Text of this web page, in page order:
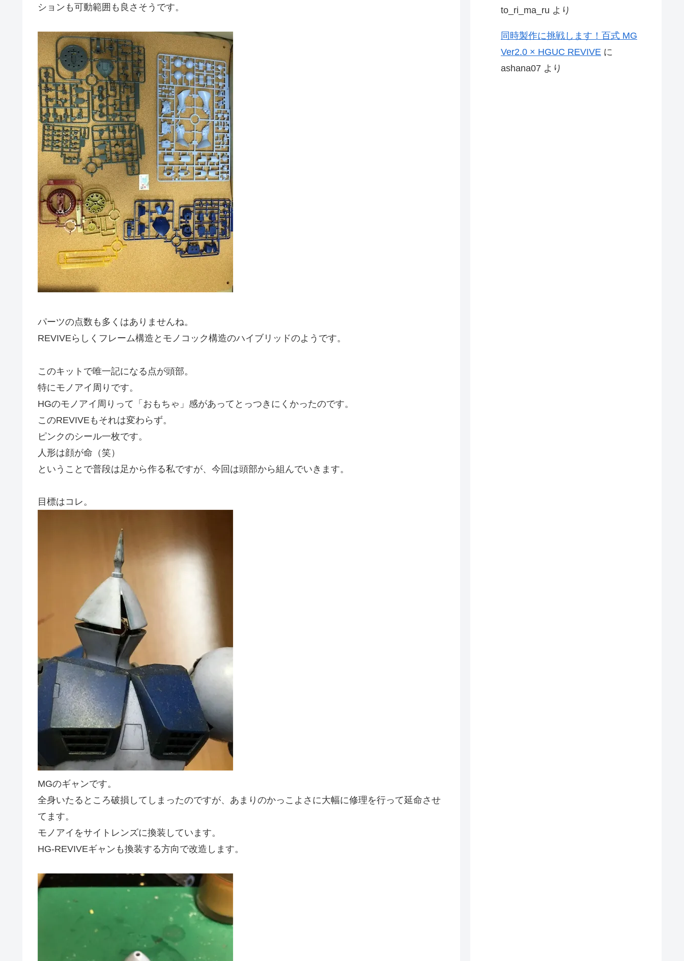
ションも可動範囲も良さそうです。
パーツの点数も多くはありませんね。
REVIVEらしくフレーム構造とモノコック構造のハイブリッドのようです。
このキットで唯一記になる点が頭部。
特にモノアイ周りです。
HGのモノアイ周りって「おもちゃ」感があってとっつきにくかったのです。
このREVIVEもそれは変わらず。
ピンクのシール一枚です。
人形は顔が命（笑）
ということで普段は足から作る私ですが、今回は頭部から組んでいきます。
目標はコレ。
MGのギャンです。
全身いたるところ破損してしまったのですが、あまりのかっこよさに大幅に修理を行って延命させ
てます。
モノアイをサイトレンズに換装しています。
HG-REVIVEギャンも換装する方向で改造します。
to_ri_ma_ru より
同時製作に挑戦します！百式 MG
Ver2.0 × HGUC REVIVE に
ashana07 より